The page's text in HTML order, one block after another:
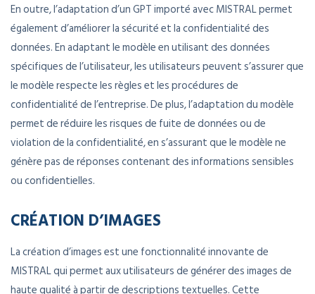
En outre, l’adaptation d’un GPT importé avec MISTRAL permet
également d’améliorer la sécurité et la confidentialité des
données. En adaptant le modèle en utilisant des données
spécifiques de l’utilisateur, les utilisateurs peuvent s’assurer que
le modèle respecte les règles et les procédures de
confidentialité de l’entreprise. De plus, l’adaptation du modèle
permet de réduire les risques de fuite de données ou de
violation de la confidentialité, en s’assurant que le modèle ne
génère pas de réponses contenant des informations sensibles
ou confidentielles.
CRÉATION D’IMAGES
La création d’images est une fonctionnalité innovante de
MISTRAL qui permet aux utilisateurs de générer des images de
haute qualité à partir de descriptions textuelles. Cette